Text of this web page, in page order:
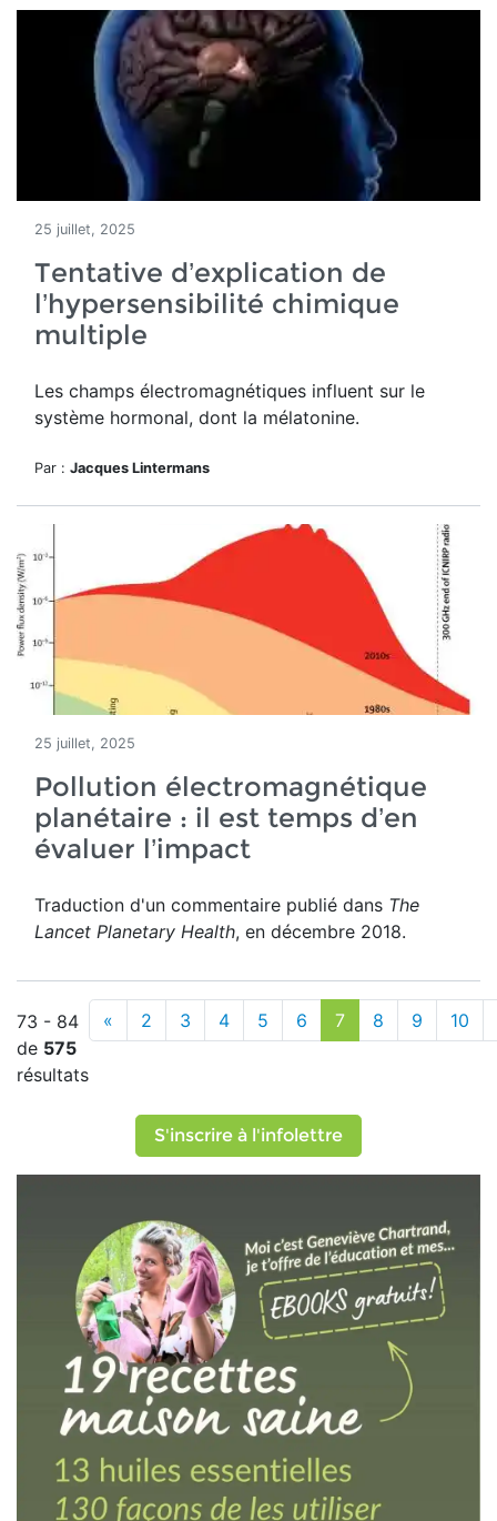
25 juillet, 2025
Tentative d’explication de
l’hypersensibilité chimique
multiple
Les champs électromagnétiques influent sur le
système hormonal, dont la mélatonine.
Par : Jacques Lintermans
25 juillet, 2025
Pollution électromagnétique
planétaire : il est temps d’en
évaluer l’impact
Traduction d'un commentaire publié dans The
Lancet Planetary Health, en décembre 2018.
73 - 84
de 575
résultats
« 2 3 4 5 6 7 8 9 10
S'inscrire à l'infolettre